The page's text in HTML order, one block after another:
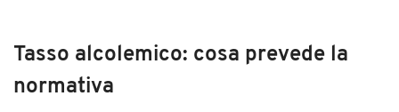
Tasso alcolemico: cosa prevede la
normativa